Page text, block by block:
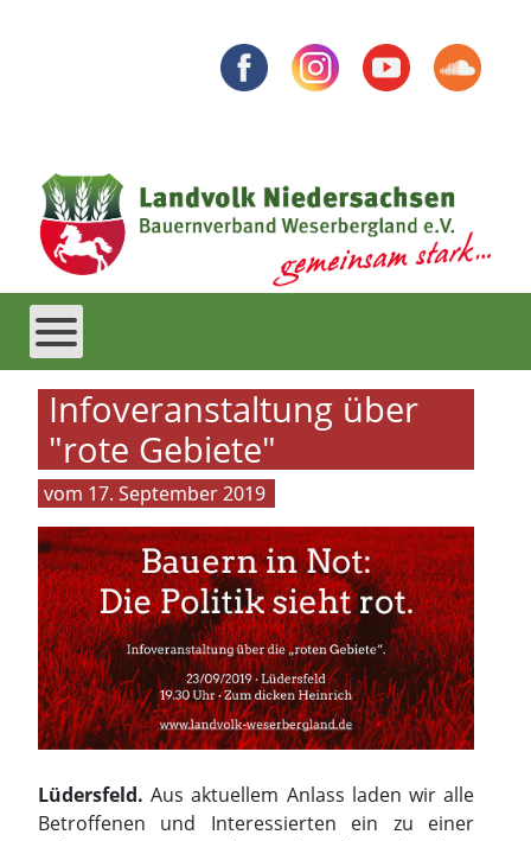
Infoveranstaltung über
"rote Gebiete"
17. September 2019
Lüdersfeld. Aus aktuellem Anlass laden wir alle
Betroffenen und Interessierten ein zu einer